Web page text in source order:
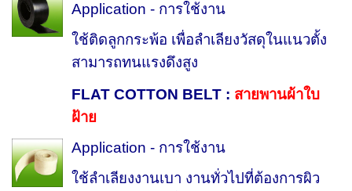
Application - การใช้งาน
ใช้ติดลูกกระพ้อ เพื่อลำเลียงวัสดุในแนวตั้ง
สามารถทนแรงดึงสูง
FLAT COTTON BELT : สายพานผ้าใบ
ฝ้าย
Application - การใช้งาน
ใช้ลำเลียงงานเบา งานทั่วไปที่ต้องการผิว